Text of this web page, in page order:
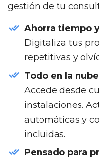
gestión de tu
Ahorra tiempo
Digitaliza tus
repetitivas y
Todo en la
Accede desde
instalaciones.
automáticas y
incluidas.
Pensado para